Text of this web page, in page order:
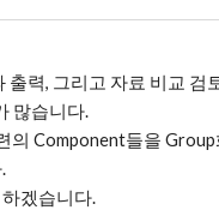
출력, 그리고 자료 비교
많습니다.
의 Component들을
겠습니다.